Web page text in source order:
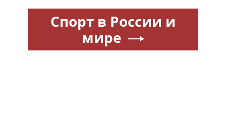
сердце"
неожиданно сделал
главным своих детей
Спорт в России и
мире